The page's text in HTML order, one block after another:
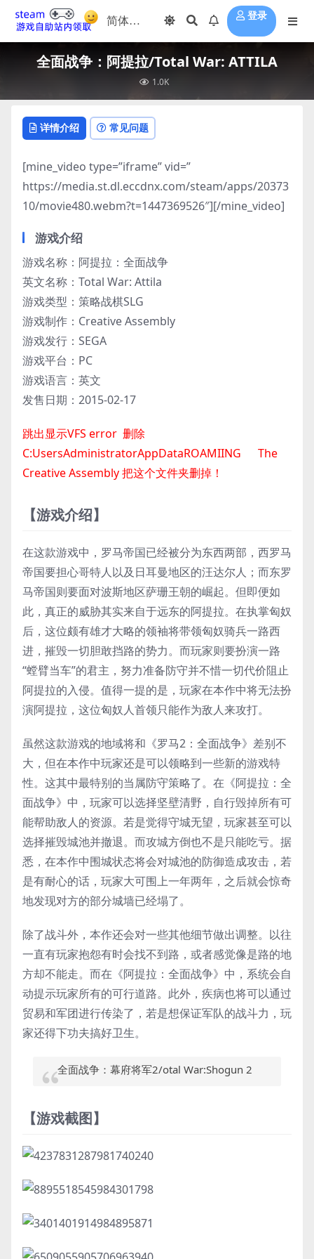
登录
全面战争：阿提拉/Total War: ATTILA
1.0K
详情介绍 常见问题
[mine_video type=”iframe” vid=”
https://media.st.dl.eccdnx.com/steam/apps/20373
10/movie480.webm?t=1447369526″][/mine_video]
游戏介绍
游戏名称：阿提拉：全面战争
英文名称：Total War: Attila
游戏类型：策略战棋SLG
游戏制作：Creative Assembly
游戏发行：SEGA
游戏平台：PC
游戏语言：英文
发售日期：2015-02-17
跳出显示VFS error 删除
C:UsersAdministratorAppDataROAMIING The
Creative Assembly 把这个文件夹删掉！
【游戏介绍】
在这款游戏中，罗马帝国已经被分为东西两部，西罗马
帝国要担心哥特人以及日耳曼地区的汪达尔人；而东罗
马帝国则要面对波斯地区萨珊王朝的崛起。但即便如
此，真正的威胁其实来自于远东的阿提拉。在执掌匈奴
后，这位颇有雄才大略的领袖将带领匈奴骑兵一路西
进，摧毁一切胆敢挡路的势力。而玩家则要扮演一路
“螳臂当车”的君主，努力准备防守并不惜一切代价阻止
阿提拉的入侵。值得一提的是，玩家在本作中将无法扮
演阿提拉，这位匈奴人首领只能作为敌人来攻打。
虽然这款游戏的地域将和《罗马2：全面战争》差别不
大，但在本作中玩家还是可以领略到一些新的游戏特
性。这其中最特别的当属防守策略了。在《阿提拉：全
面战争》中，玩家可以选择坚壁清野，自行毁掉所有可
能帮助敌人的资源。若是觉得守城无望，玩家甚至可以
选择摧毁城池并撤退。而攻城方倒也不是只能吃亏。据
悉，在本作中围城状态将会对城池的防御造成攻击，若
是有耐心的话，玩家大可围上一年两年，之后就会惊奇
地发现对方的部分城墙已经塌了。
除了战斗外，本作还会对一些其他细节做出调整。以往
一直有玩家抱怨有时会找不到路，或者感觉像是路的地
方却不能走。而在《阿提拉：全面战争》中，系统会自
动提示玩家所有的可行道路。此外，疾病也将可以通过
贸易和军团进行传染了，若是想保证军队的战斗力，玩
家还得下功夫搞好卫生。
全面战争：幕府将军2/otal War:Shogun 2
【游戏截图】